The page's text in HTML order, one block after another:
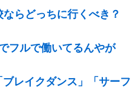
らどっちに行くべき？
フルで働いてるんやが
レイクダンス」「サーフ